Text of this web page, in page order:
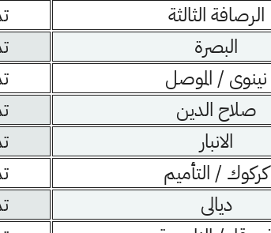
الرصافة الثالثة
البصرة
نينوى / الموصل
صلاح الدين
الانبار
كركوك / التأميم
ديالى